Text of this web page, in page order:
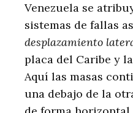
Venezuela se
sistemas de fallas
desplazamiento
placa del Caribe y
Aquí las masas
una debajo de la